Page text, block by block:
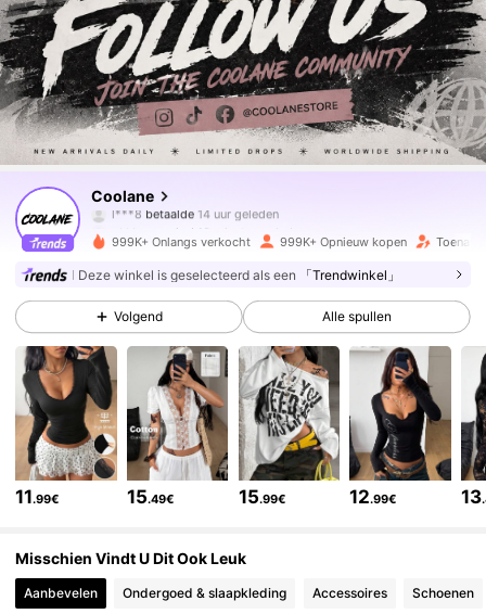
Coolane
a***e gevolgd 10 minuten geleden
943K Volgers
943K Volgers
4.84 943K Volgers
4.84 943K Volgers
999K+ Onlangs verkocht 999K+ Opnieuw kopen
Deze winkel is geselecteerd als een 「Trendwinkel」
Volgend Alle spullen
11.99€ 15.49€ 15.99€ 12.99€ 13
Misschien Vindt U Dit Ook Leuk
Aanbevelen Ondergoed & slaapkleding Accessoires Schoenen